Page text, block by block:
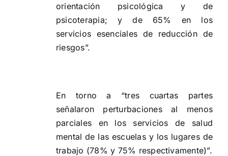
orientación psicológica y de
psicoterapia; y de 65% ‎en los
servicios esenciales de reducción de
riesgos”.
En torno a “tres cuartas partes
señalaron perturbaciones al menos
parciales en los servicios de salud
‎mental de las escuelas y los lugares de
trabajo (78% y 75% respectivamente)”.‎